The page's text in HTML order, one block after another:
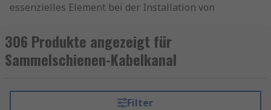
essenzielles Element bei der Installation von
ordentliche Möglichkeit, elektrische Kabel und
Leitungen zu führen, insbesondere in
industriellen und gewerblichen Umgebungen.
Anwendungen von Sammelschienen-
306 Produkte angezeigt für
Sammelschienen-Kabelkanal
Filter